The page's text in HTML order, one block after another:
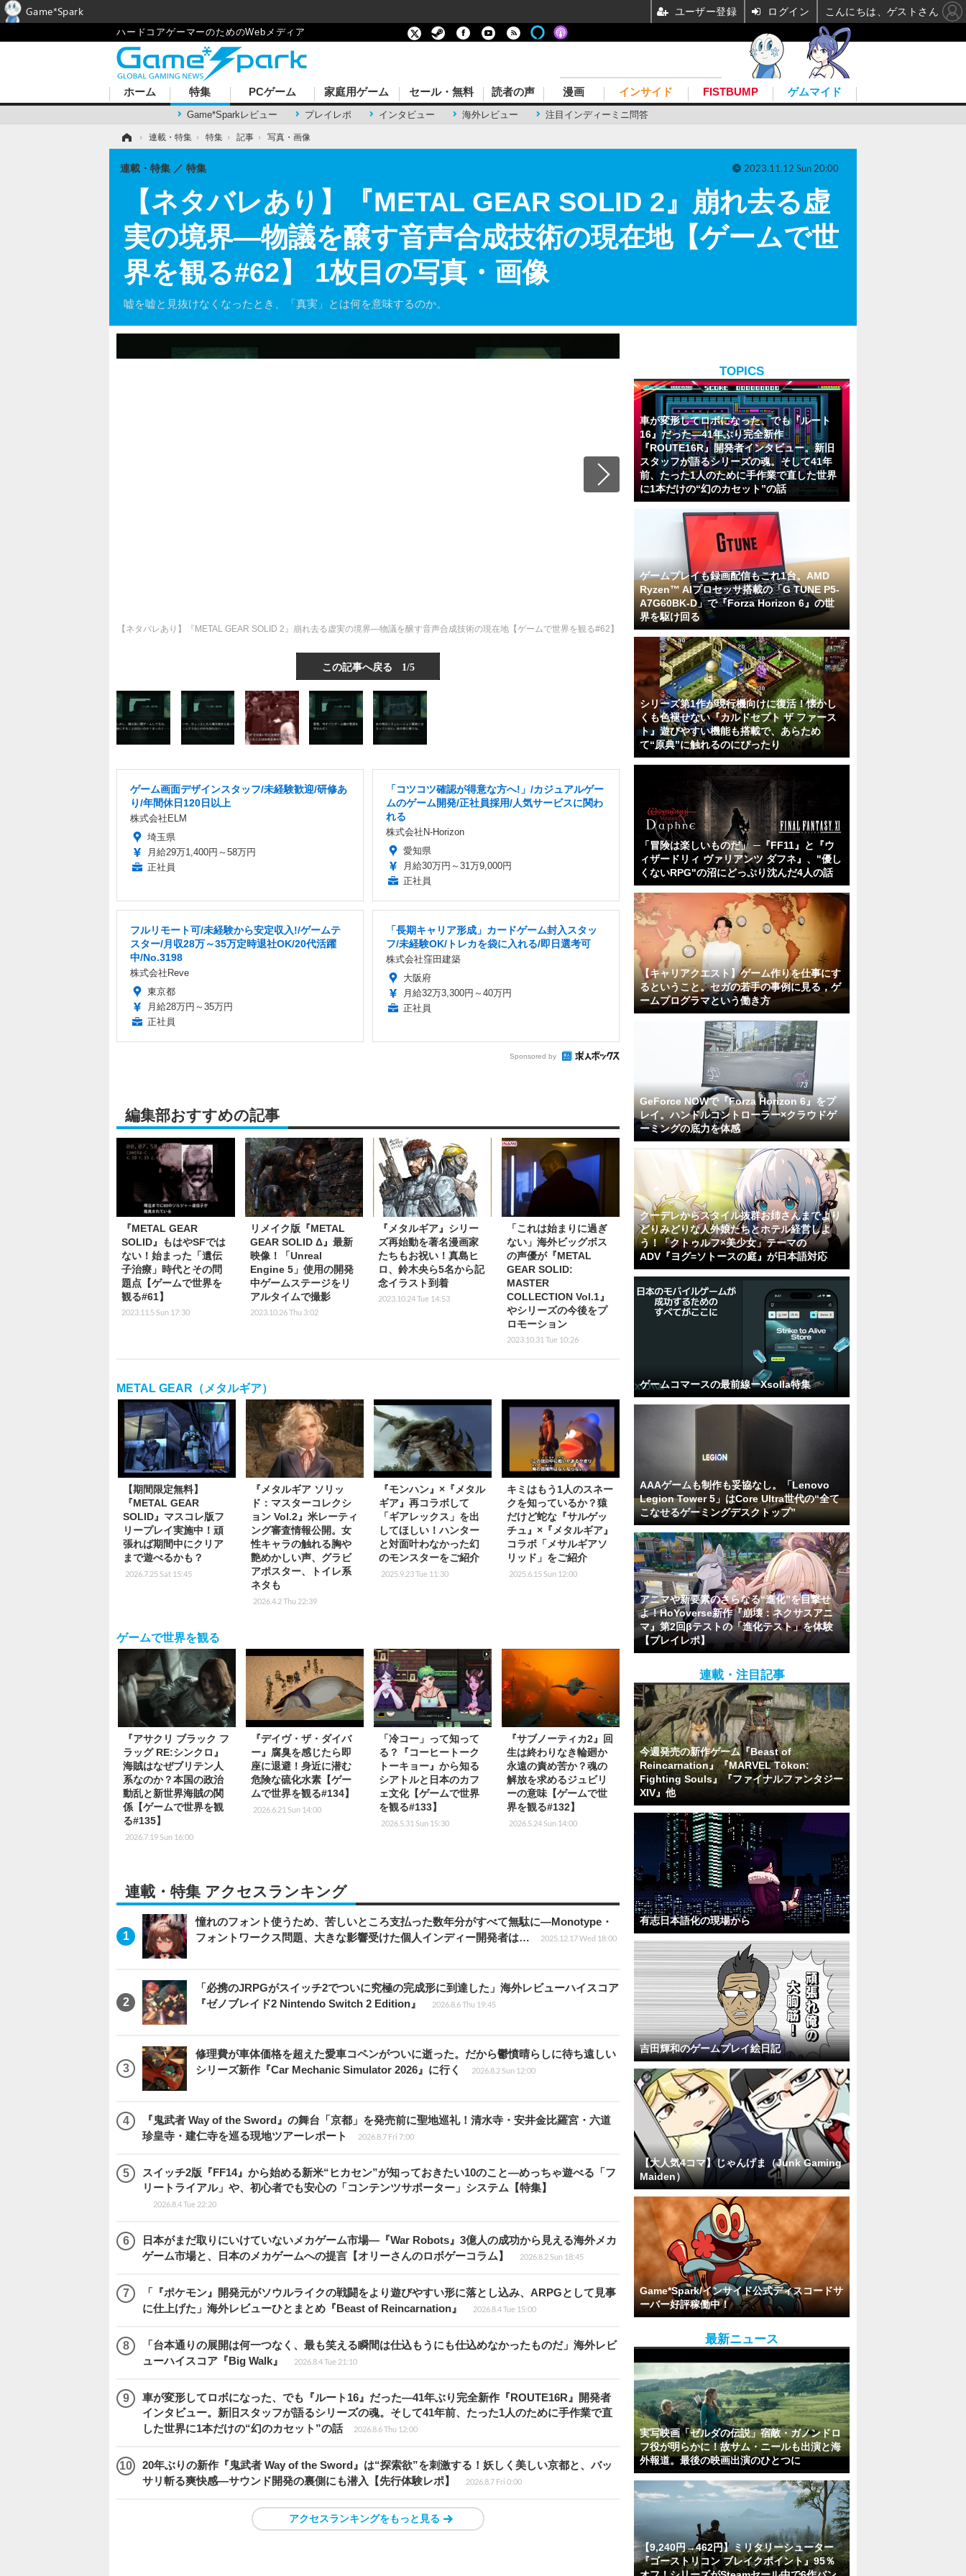
ハードコアゲーマーのためのWebメディア
ホーム 特集
Game*Sparkレビュー プレイレポ インタビュー 海外レビュー 注目インディーミニ問答
PCゲーム 家庭用ゲーム セール・無料 読者の声 漫画 インサイド FISTBUMP ゲムマイド
› 連載・特集 › 特集 › 記事 › 写真・画像
【ネタバレあり】『METAL GEAR SOLID 2』崩れ去る虚
実の境界―物議を醸す音声合成技術の現在地【ゲームで世
界を観る#62】 1枚目の写真・画像
嘘を嘘と見抜けなくなったとき、「真実」とは何を意味するのか。
連載・特集 特集 2023.11.12 Sun 20:00
【ネタバレあり】『METAL GEAR SOLID 2』崩れ去る虚実の境界―物議を醸す音声合成技術の現在地【ゲームで世界を観る#62】
この記事へ戻る 1/5
ゲーム画面デザインスタッフ/未経験歓迎/研修あ
り/年間休日120日以上
株式会社ELM
埼玉県
月給29万1,400円～58万円
正社員
「コツコツ確認が得意な方へ!」/カジュアルゲー
ムのゲーム開発/正社員採用/人気サービスに関わ
れる
株式会社N-Horizon
愛知県
月給30万円～31万9,000円
正社員
フルリモート可/未経験から安定収入!/ゲームテ
スター/月収28万～35万定時退社OK/20代活躍
中/No.3198
株式会社Reve
東京都
月給28万円～35万円
正社員
「長期キャリア形成」カードゲーム封入スタッ
フ/未経験OK/トレカを袋に入れる/即日選考可
株式会社窪田建築
大阪府
月給32万3,300円～40万円
正社員
Sponsored by
編集部おすすめの記事
『METAL GEAR
SOLID』もはやSFでは
ない！始まった「遺伝
子治療」時代とその問
題点【ゲームで世界を
観る#61】
2023.11.5 Sun 17:30
リメイク版『METAL
GEAR SOLID Δ』最新
映像！「Unreal
Engine 5」使用の開発
中ゲームステージをリ
アルタイムで撮影
2023.10.26 Thu 3:02
『メタルギア』シリー
ズ再始動を著名漫画家
たちもお祝い！真島ヒ
ロ、鈴木央ら5名から記
念イラスト到着
2023.10.24 Tue 14:53
「これは始まりに過ぎ
ない」海外ビッグボス
の声優が『METAL
GEAR SOLID:
MASTER
COLLECTION Vol.1』
やシリーズの今後をプ
ロモーション
2023.10.31 Tue 10:26
METAL GEAR（メタルギア）
【期間限定無料】
『METAL GEAR
SOLID』マスコレ版フ
リープレイ実施中！頑
張れば期間中にクリア
まで遊べるかも？
2026.7.25 Sat 15:45
『メタルギア ソリッ
ド：マスターコレクシ
ョン Vol.2』米レーティ
ング審査情報公開。女
性キャラの触れる胸や
艶めかしい声、グラビ
アポスター、トイレ系
ネタも
2026.4.2 Thu 22:39
『モンハン』×『メタル
ギア』再コラボして
「ギアレックス」を出
してほしい！ハンター
と対面叶わなかった幻
のモンスターをご紹介
2025.9.23 Tue 11:30
キミはもう1人のスネー
クを知っているか？猿
だけど蛇な『サルゲッ
チュ』×『メタルギア』
コラボ「メサルギアソ
リッド」をご紹介
2025.6.15 Sun 12:00
ゲームで世界を観る
『アサクリ ブラック フ
ラッグ RE:シンクロ』
海賊はなぜブリテン人
系なのか？本国の政治
動乱と新世界海賊の関
係【ゲームで世界を観
る#135】
2026.7.19 Sun 16:00
『デイヴ・ザ・ダイバ
ー』腐臭を感じたら即
座に退避！身近に潜む
危険な硫化水素【ゲー
ムで世界を観る#134】
2026.6.21 Sun 14:00
「冷コー」って知って
る？『コーヒートーク
トーキョー』から知る
シアトルと日本のカフ
ェ文化【ゲームで世界
を観る#133】
2026.5.31 Sun 15:30
『サブノーティカ2』回
生は終わりなき輪廻か
永遠の責め苦か？魂の
解放を求めるジュビリ
ーの意味【ゲームで世
界を観る#132】
2026.5.24 Sun 14:00
連載・特集 アクセスランキング
憧れのフォント使うため、苦しいところ支払った数年分がすべて無駄に―Monotype・
フォントワークス問題、大きな影響受けた個人インディー開発者は…
2025.12.17 Wed 18:00
「必携のJRPGがスイッチ2でついに究極の完成形に到達した」海外レビューハイスコア
『ゼノブレイド2 Nintendo Switch 2 Edition』
2026.8.6 Thu 19:45
修理費が車体価格を超えた愛車コペンがついに逝った。だから鬱憤晴らしに待ち遠しい
シリーズ新作『Car Mechanic Simulator 2026』に行く
2026.8.2 Sun 12:00
『鬼武者 Way of the Sword』の舞台「京都」を発売前に聖地巡礼！清水寺・安井金比羅宮・六道
珍皇寺・建仁寺を巡る現地ツアーレポート
2026.8.7 Fri 7:00
スイッチ2版『FF14』から始める新米“ヒカセン”が知っておきたい10のこと―めっちゃ遊べる「フ
リートライアル」や、初心者でも安心の「コンテンツサポーター」システム【特集】
2026.8.4 Tue 22:20
日本がまだ取りにいけていないメカゲーム市場―『War Robots』3億人の成功から見える海外メカ
ゲーム市場と、日本のメカゲームへの提言【オリーさんのロボゲーコラム】
2026.8.2 Sun 18:45
「『ポケモン』開発元がソウルライクの戦闘をより遊びやすい形に落とし込み、ARPGとして見事
に仕上げた」海外レビューひとまとめ『Beast of Reincarnation』
2026.8.4 Tue 15:00
「台本通りの展開は何一つなく、最も笑える瞬間は仕込もうにも仕込めなかったものだ」海外レビ
ューハイスコア『Big Walk』
2026.8.4 Tue 21:10
車が変形してロボになった、でも『ルート16』だった―41年ぶり完全新作『ROUTE16R』開発者
インタビュー。新旧スタッフが語るシリーズの魂。そして41年前、たった1人のために手作業で直
した世界に1本だけの“幻のカセット”の話
2026.8.6 Thu 12:00
20年ぶりの新作『鬼武者 Way of the Sword』は“探索欲”を刺激する！妖しく美しい京都と、バッ
サリ斬る爽快感―サウンド開発の裏側にも潜入【先行体験レポ】
2026.8.7 Fri 0:00
アクセスランキングをもっと見る
TOPICS
車が変形してロボになった、でも『ルート
16』だった―41年ぶり完全新作
『ROUTE16R』開発者インタビュー。新旧
スタッフが語るシリーズの魂。そして41年
前、たった1人のために手作業で直した世界
に1本だけの“幻のカセット”の話
ゲームプレイも録画配信もこれ1台。AMD
Ryzen™ AIプロセッサ搭載の「G TUNE P5-
A7G60BK-D」で『Forza Horizon 6』の世
界を駆け回る
シリーズ第1作が現行機向けに復活！懐かし
くも色褪せない『カルドセプト ザ ファース
ト』遊びやすい機能も搭載で、あらため
て“原典”に触れるのにぴったり
「冒険は楽しいものだ」 ─『FF11』と『ウ
ィザードリィ ヴァリアンツ ダフネ』、"優し
くないRPG"の沼にどっぷり沈んだ4人の話
【キャリアクエスト】ゲーム作りを仕事にす
るということ。セガの若手の事例に見る，ゲ
ームプログラマという働き方
GeForce NOWで『Forza Horizon 6』をプ
レイ。ハンドルコントローラー×クラウドゲ
ーミングの底力を体感
クーデレからスタイル抜群お姉さんまでより
どりみどりな人外娘たちとホテル経営しよ
う！「クトゥルフ×美少女」テーマの
ADV『ヨグ=ソトースの庭』が日本語対応
ゲームコマースの最前線ーXsolla特集
AAAゲームも制作も妥協なし。「Lenovo
Legion Tower 5」はCore Ultra世代の“全て
こなせるゲーミングデスクトップ”
アニマや新要素のさらなる“進化”を目撃せ
よ！HoYoverse新作『崩壊：ネクサスアニ
マ』第2回βテストの「進化テスト」を体験
【プレイレポ】
連載・注目記事
今週発売の新作ゲーム『Beast of
Reincarnation』『MARVEL Tōkon:
Fighting Souls』『ファイナルファンタジー
XIV』他
有志日本語化の現場から
吉田輝和のゲームプレイ絵日記
【大人気4コマ】じゃんげま（Junk Gaming
Maiden）
Game*Spark/インサイド公式ディスコードサ
ーバー好評稼働中！
最新ニュース
実写映画「ゼルダの伝説」宿敵・ガノンドロ
フ役が明らかに！故サム・ニールも出演と海
外報道。最後の映画出演のひとつに
【9,240円→462円】ミリタリーシューター
『ゴーストリコン ブレイクポイント』95％
Game*Spark ユーザー登録 ログイン こんにちは、ゲストさん